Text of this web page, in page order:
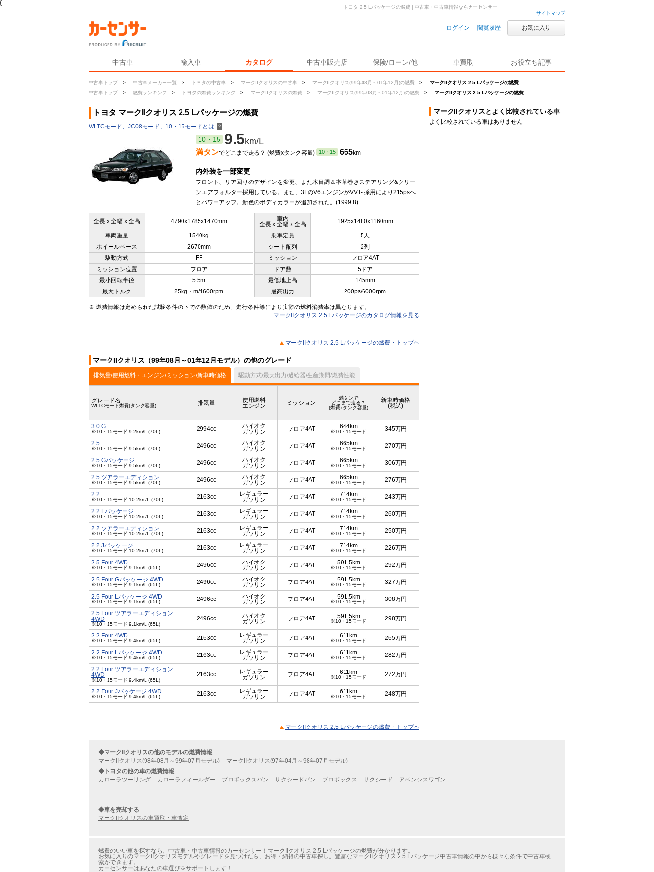
{
サイトマップ
ログイン 閲覧履歴 お気に入り
中古車 輸入車 カタログ 中古車販売店 保険/ローン/他 車買取 お役立ち記事
中古車トップ > 中古車メーカー一覧 > トヨタの中古車 > マークIIクオリスの中古車 > マークIIクオリス(99年08月～01年12月)の燃費 >
マークIIクオリス 2.5 Lパッケージの燃費
中古車トップ
> 燃費ランキング > トヨタの燃費ランキング > マークIIクオリスの燃費 > マークIIクオリス(99年08月～01年12月)の燃費 > マークIIクオリス 2.5 Lパッケージの燃費
トヨタ 2.5 Lパッケージの燃費 | 中古車・中古車情報ならカーセンサー
トヨタ マークIIクオリス 2.5 Lパッケージの燃費
WLTCモード、JC08モード、10・15モードとは ？
10・15 9.5km/L
満タンでどこまで走る？ (燃費xタンク容量) 10・15 665km
内外装を一部変更
フロント、リア回りのデザインを変更、また木目調＆本革巻きステアリング&クリー
ンエアフォルター採用している。また、3LのV6エンジンがVVT-i採用により215psへ
とパワーアップ。新色のボディカラーが追加された。(1999.8)
全長 x 全幅 x 全高 4790x1785x1470mm
室内
全長 x 全幅 x 全高
1925x1480x1160mm
車両重量 1540kg 乗車定員
5人
ホイールベース
2670mm シート配列
2列
駆動方式
FF ミッション
フロア4AT
ミッション位置
フロア ドア数
5ドア
最小回転半径
5.5m 最低地上高
145mm
最大トルク
25kg・m/4600rpm 最高出力 200ps/6000rpm
※ 燃費情報は定められた試験条件の下での数値のため、走行条件等により実際の燃料消費率は異なります。
マークIIクオリス 2.5 Lパッケージのカタログ情報を見る
マークIIクオリス 2.5 Lパッケージの燃費・トップヘ
マークIIクオリス（99年08月～01年12月モデル）の他のグレード
排気量/使用燃料・エンジン/ミッション/新車時価格 駆動方式/最大出力/過給器/生産期間/燃費性能
グレード名
WLTCモード燃費(タンク容量) 排気量
使用燃料
エンジン
ミッション
満タンで
どこまで走る？
(燃費xタンク容量)
新車時価格
(税込)
3.0 G
※10・15モード 9.2km/L (70L) 2994cc
ハイオク
ガソリン
フロア4AT 644km
※10・15モード 345万円
2.5
※10・15モード 9.5km/L (70L) 2496cc
ハイオク
ガソリン
フロア4AT 665km
※10・15モード 270万円
2.5 Gパッケージ
※10・15モード 9.5km/L (70L) 2496cc
ハイオク
ガソリン
フロア4AT 665km
※10・15モード 306万円
2.5 ツアラーエディション
※10・15モード 9.5km/L (70L) 2496cc
ハイオク
ガソリン
フロア4AT 665km
※10・15モード 276万円
2.2
※10・15モード 10.2km/L (70L) 2163cc
レギュラー
ガソリン
フロア4AT 714km
※10・15モード 243万円
2.2 Lパッケージ
※10・15モード 10.2km/L (70L) 2163cc
レギュラー
ガソリン
フロア4AT 714km
※10・15モード 260万円
2.2 ツアラーエディション
※10・15モード 10.2km/L (70L) 2163cc
レギュラー
ガソリン
フロア4AT 714km
※10・15モード 250万円
2.2 Jパッケージ
※10・15モード 10.2km/L (70L) 2163cc
レギュラー
ガソリン
フロア4AT 714km
※10・15モード 226万円
2.5 Four 4WD
※10・15モード 9.1km/L (65L) 2496cc
ハイオク
ガソリン
フロア4AT 591.5km
※10・15モード 292万円
2.5 Four Gパッケージ 4WD
※10・15モード 9.1km/L (65L) 2496cc
ハイオク
ガソリン
フロア4AT 591.5km
※10・15モード 327万円
2.5 Four Lパッケージ 4WD
※10・15モード 9.1km/L (65L) 2496cc
ハイオク
ガソリン
フロア4AT 591.5km
※10・15モード 308万円
2.5 Four ツアラーエディション
4WD
※10・15モード 9.1km/L (65L)
2496cc
ハイオク
ガソリン
フロア4AT 591.5km
※10・15モード 298万円
2.2 Four 4WD
※10・15モード 9.4km/L (65L) 2163cc
レギュラー
ガソリン
フロア4AT 611km
※10・15モード 265万円
2.2 Four Lパッケージ 4WD
※10・15モード 9.4km/L (65L) 2163cc
レギュラー
ガソリン
フロア4AT 611km
※10・15モード 282万円
2.2 Four ツアラーエディション
4WD
※10・15モード 9.4km/L (65L)
2163cc
レギュラー
ガソリン
フロア4AT 611km
※10・15モード 272万円
2.2 Four Jパッケージ 4WD
※10・15モード 9.4km/L (65L) 2163cc
レギュラー
ガソリン
フロア4AT 611km
※10・15モード 248万円
マークIIクオリス 2.5 Lパッケージの燃費・トップヘ
マークIIクオリスとよく比較されている車
よく比較されている車はありません
◆マークIIクオリスの他のモデルの燃費情報
マークIIクオリス(98年08月～99年07月モデル)
マークIIクオリス(97年04月～98年07月モデル)
◆トヨタの他の車の燃費情報
カローラツーリング
カローラフィールダー プロボックスバン サクシードバン プロボックス サクシード アベンシスワゴン
◆車を売却する
マークIIクオリスの車買取・車査定
燃費のいい車を探すなら、中古車・中古車情報のカーセンサー！マークIIクオリス 2.5 Lパッケージの燃費が分かります。
お気に入りのマークIIクオリスモデルやグレードを見つけたら、お得・納得の中古車探し。豊富なマークIIクオリス 2.5 Lパッケージ中古車情報の中から様々な条件で中古車検
索ができます。
カーセンサーはあなたの車選びをサポートします！